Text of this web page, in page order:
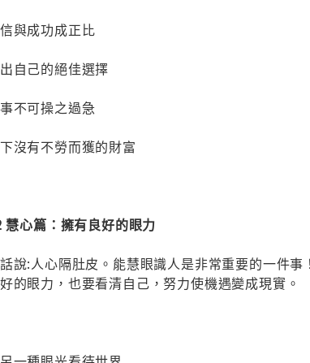
與成功成正比
自己的絕佳選擇
不可操之過急
沒有不勞而獲的財富
慧心篇：擁有良好的眼力
說:人心隔肚皮。能慧眼識人是非常重要的一件
的眼力，也要看清自己，努力使機遇變成現實。